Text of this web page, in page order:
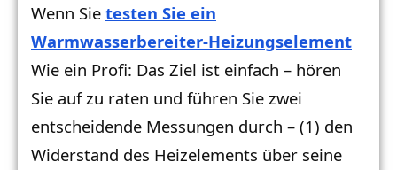
Wenn Sie testen Sie ein
Warmwasserbereiter-Heizungselement
Wie ein Profi: Das Ziel ist einfach – hören
Sie auf zu raten und führen Sie zwei
entscheidende Messungen durch – (1) den
Widerstand des Heizelements über seine